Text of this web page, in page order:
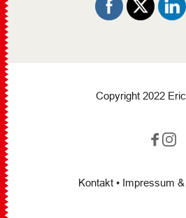
Copyright 2022
Kontakt • Impressum